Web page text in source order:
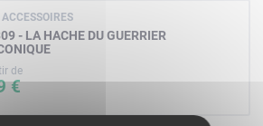
ACCESSOIRES
- LA HACHE DU GUERRIER
de
€